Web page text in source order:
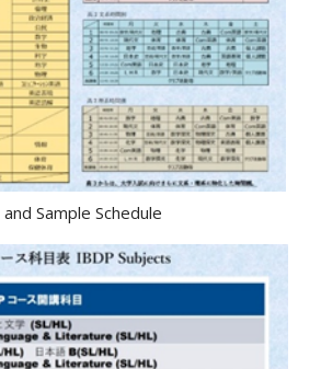
Sample Schedule